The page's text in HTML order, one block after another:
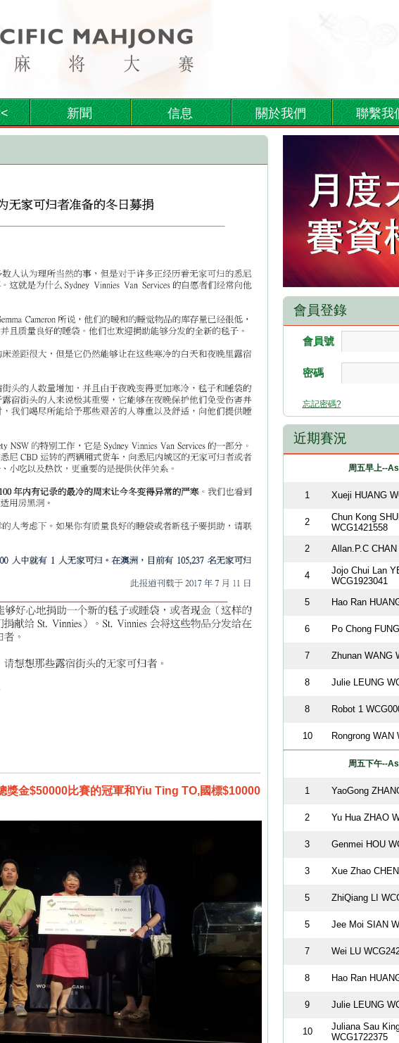
新聞 信息 關於我們 聯繫我
金$50000比賽的冠軍和Yiu Ting TO,國標$10000
會員登錄
會員號
密碼
忘記密碼?
近期賽況
周五早上--
1 Xueji HUANG
2
Chun Kong
WCG1421558
2 Allan.P.C CHAN
4
Jojo Chui Lan
WCG1923041
5 Hao Ran
6 Po Chong
7 Zhunan WANG
8 Julie LEUNG
8 Robot 1
10 Rongrong WAN
周五下午--
1 YaoGong
2 Yu Hua ZHAO
3 Genmei HOU
3 Xue Zhao
5 ZhiQiang LI
5 Jee Moi SIAN
7 Wei LU
8 Hao Ran
9 Julie LEUNG
10
Juliana Sau
WCG1722375